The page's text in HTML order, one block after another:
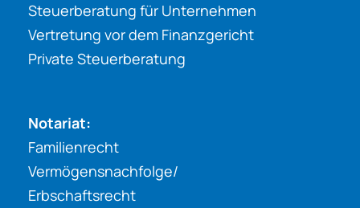
Steuerberatung für Unternehmen
Vertretung vor dem Finanzgericht
Private Steuerberatung
Notariat:
Familienrecht
Vermögensnachfolge/
Erbschaftsrecht